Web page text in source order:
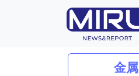
金属